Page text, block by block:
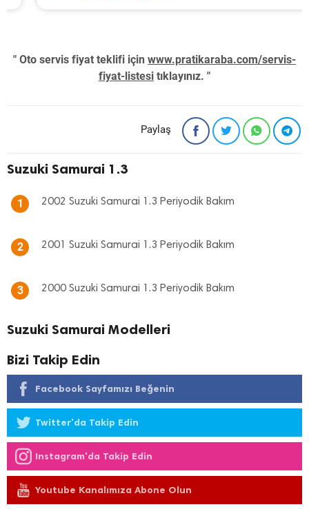
" Oto servis fiyat teklifi için www.pratikaraba.com/servis-
fiyat-listesi tıklayınız. "
Paylaş
Suzuki Samurai 1.3
1 2002 Suzuki Samurai 1.3 Periyodik Bakım
2 2001 Suzuki Samurai 1.3 Periyodik Bakım
3 2000 Suzuki Samurai 1.3 Periyodik Bakım
Suzuki Samurai Modelleri
Bizi Takip Edin
Facebook Sayfamızı Beğenin
Twitter'da Takip Edin
Instagram'da Takip Edin
Youtube Kanalımıza Abone Olun